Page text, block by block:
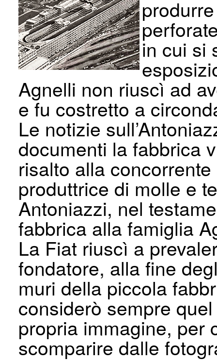
in cui si
Agnelli non riuscì ad
e fu costretto a
Le notizie
documenti la fabbrica
risalto alla
produttrice di molle e
Antoniazzi, nel
fabbrica alla famiglia
La Fiat riuscì a
fondatore, alla fine
muri della piccola
considerò sempre
propria immagine, per
scomparire dalle